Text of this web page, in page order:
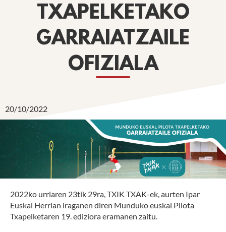
TXAPELKETAKO
GARRAIATZAILE
OFIZIALA
20/10/2022
2022ko urriaren 23tik 29ra, TXIK TXAK-ek, aurten Ipar
Euskal Herrian iraganen diren Munduko euskal Pilota
Txapelketaren 19. ediziora eramanen zaitu.